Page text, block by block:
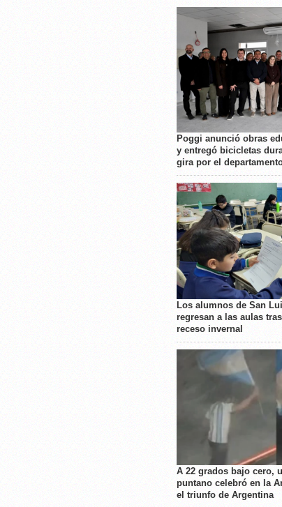
Poggi anunció obras
y entregó bicicletas
gira por el
Los alumnos de San
regresan a las aulas tras
receso invernal
A 22 grados bajo cero,
puntano celebró en la
el triunfo de Argentina